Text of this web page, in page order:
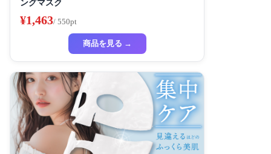
ングマスク
¥1,463/ 550pt
商品を見る →